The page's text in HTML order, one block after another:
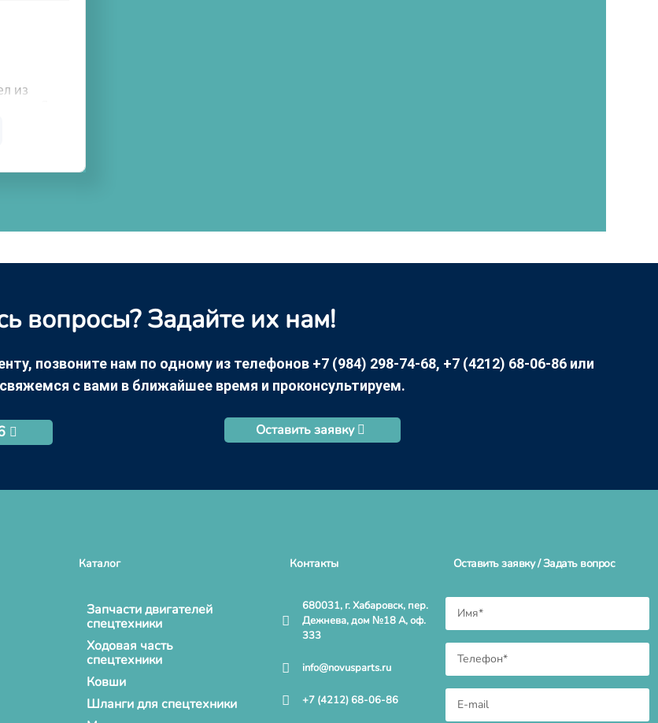
вопросы? Задайте их нам!
позвоните нам по одному из телефонов +7 (984) 298-74-68, +7 (4212) 68-06-86 или
с вами в ближайшее время и проконсультируем.
Оставить заявку
Каталог
Запчасти двигателей
спецтехники
Ходовая часть
спецтехники
Ковши
Шланги для спецтехники
Контакты
680031, г. Хабаровск, пер.
Дежнева, дом №18 А, оф.
333
info@novusparts.ru
+7 (4212) 68-06-86
Оставить заявку / Задать вопрос